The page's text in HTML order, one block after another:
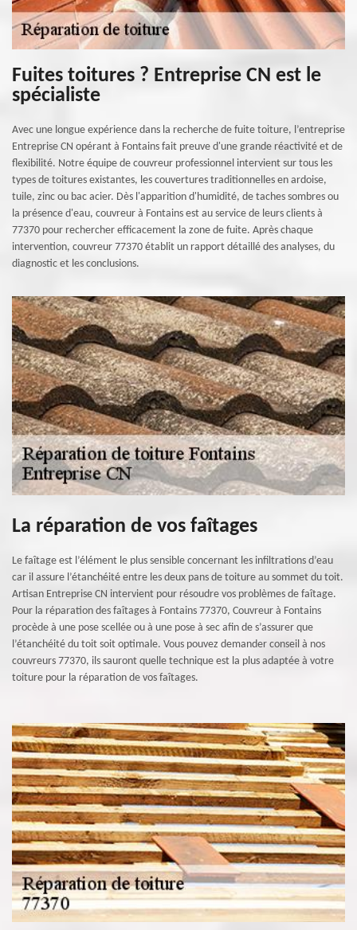
Fuites toitures ? Entreprise CN est le
spécialiste
Avec une longue expérience dans la recherche de fuite toiture, l’entreprise
Entreprise CN opérant à Fontains fait preuve d'une grande réactivité et de
flexibilité. Notre équipe de couvreur professionnel intervient sur tous les
types de toitures existantes, les couvertures traditionnelles en ardoise,
tuile, zinc ou bac acier. Dès l'apparition d'humidité, de taches sombres ou
la présence d'eau, couvreur à Fontains est au service de leurs clients à
77370 pour rechercher efficacement la zone de fuite. Après chaque
intervention, couvreur 77370 établit un rapport détaillé des analyses, du
diagnostic et les conclusions.
La réparation de vos faîtages
Le faîtage est l’élément le plus sensible concernant les infiltrations d’eau
car il assure l’étanchéité entre les deux pans de toiture au sommet du toit.
Artisan Entreprise CN intervient pour résoudre vos problèmes de faîtage.
Pour la réparation des faîtages à Fontains 77370, Couvreur à Fontains
procède à une pose scellée ou à une pose à sec afin de s’assurer que
l’étanchéité du toit soit optimale. Vous pouvez demander conseil à nos
couvreurs 77370, ils sauront quelle technique est la plus adaptée à votre
toiture pour la réparation de vos faîtages.